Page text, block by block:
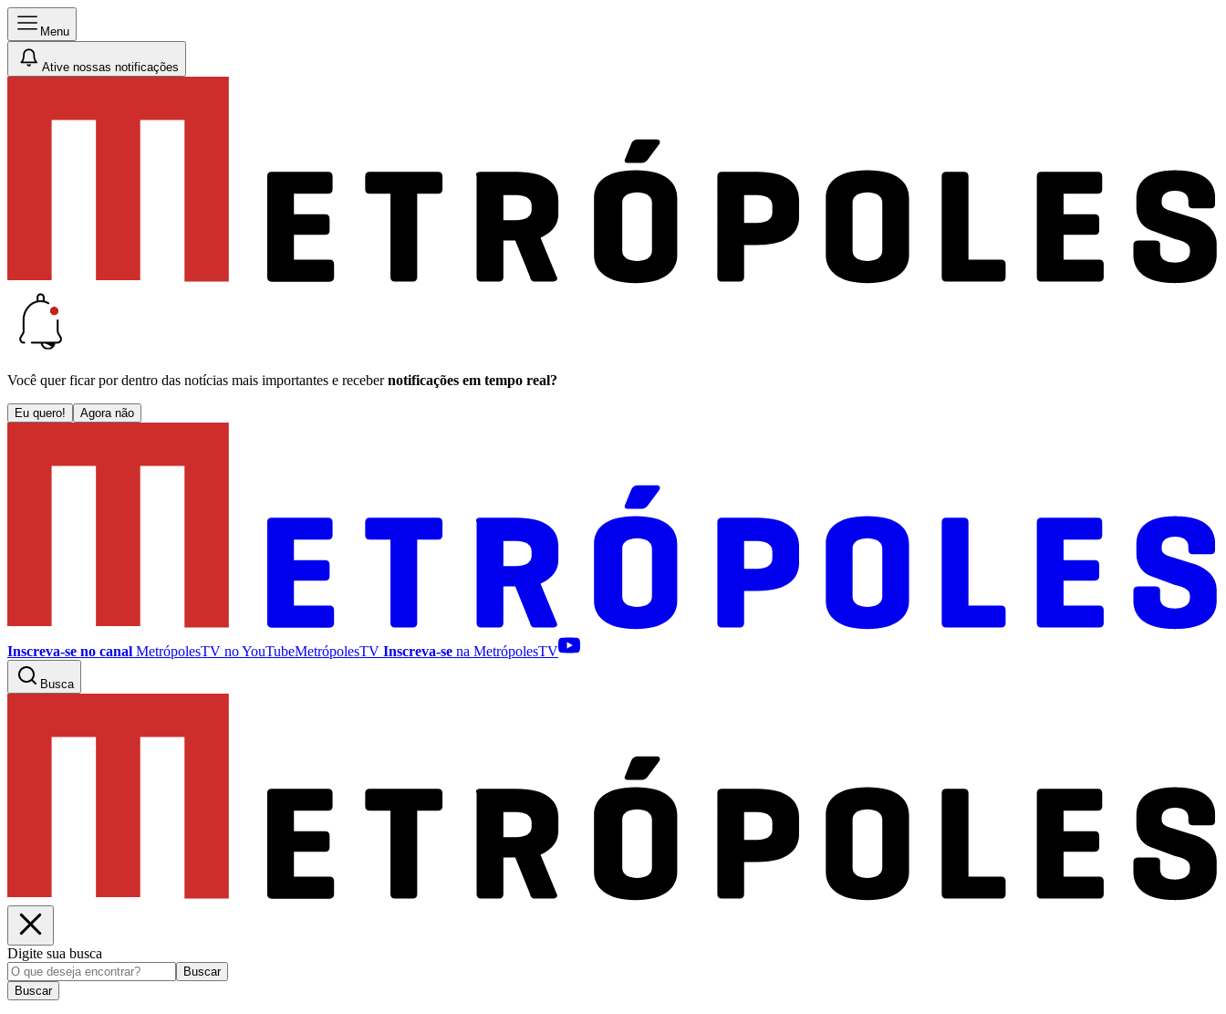
Menu
Ative nossas notificações
Você quer ficar por dentro das notícias mais importantes e receber notificações em tempo real?
Eu quero! Agora não
Inscreva-se no canal MetrópolesTV noYouTubeMetrópolesTV Inscreva-se na MetrópolesTV
Busca
Digite sua busca
Buscar
Buscar